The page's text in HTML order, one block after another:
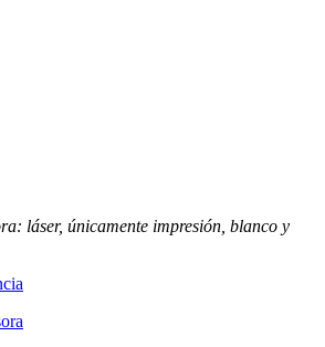
láser, únicamente impresión, blanco y